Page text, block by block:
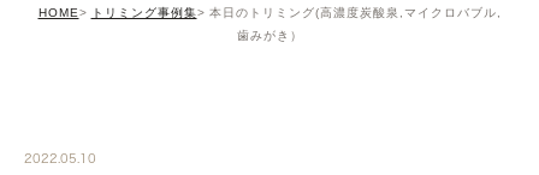
HOME トリミング事例集
本日のトリミング(高濃度炭酸泉,マイクロバブル,
歯みがき）
2022.05.10